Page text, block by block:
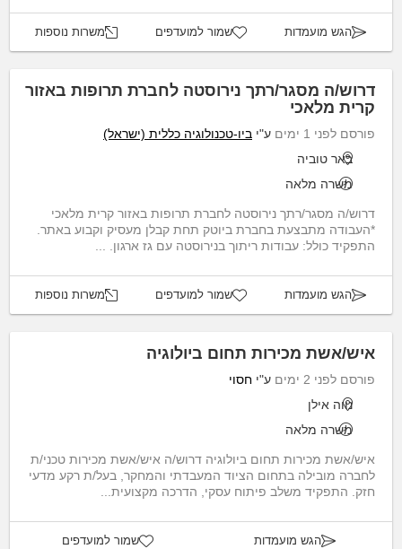
הגש מועמדות שמור למועדפים משרות נוספות
דרוש/ה מסגר/רתך נירוסטה לחברת תרופות באזור
קרית מלאכי
פורסם לפני 1 ימים ע"י ביו-טכנולוגיה כללית (ישראל)
באר טוביה
משרה מלאה
דרוש/ה מסגר/רתך נירוסטה לחברת תרופות באזור קרית מלאכי
*העבודה מתבצעת בחברת ביוטק תחת קבלן מעסיק וקבוע באתר.
התפקיד כולל: עבודות ריתוך בנירוסטה עם גז ארגון. ...
הגש מועמדות שמור למועדפים משרות נוספות
איש/אשת מכירות תחום ביולוגיה
פורסם לפני 2 ימים ע"י חסוי
נווה אילן
משרה מלאה
איש/אשת מכירות תחום ביולוגיה דרוש/ה איש/אשת מכירות טכני/ת
לחברה מובילה בתחום הציוד המעבדתי והמחקר, בעל/ת רקע מדעי
חזק. התפקיד משלב פיתוח עסקי, הדרכה מקצועית...
הגש מועמדות שמור למועדפים